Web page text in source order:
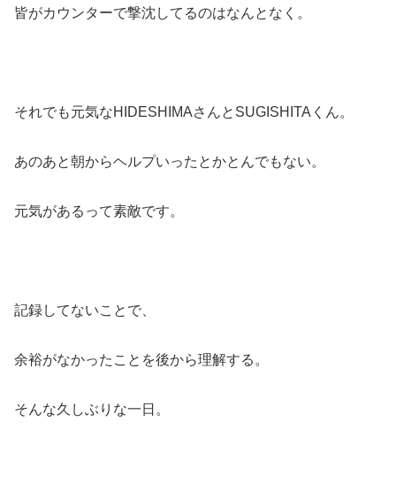
皆がカウンターで撃沈してるのはなんとなく。
それでも元気なHIDESHIMAさんとSUGISHITAくん。
あのあと朝からヘルプいったとかとんでもない。
元気があるって素敵です。
記録してないことで、
余裕がなかったことを後から理解する。
そんな久しぶりな一日。